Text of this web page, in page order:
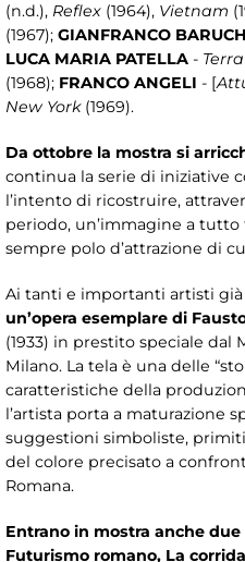
(n.d.), Reflex (1964), Vietnam
(1967); GIANFRANCO
LUCA MARIA PATELLA -
(1968); FRANCO ANGELI - [
New York(1969).
Da ottobre la mostra si
continua la serie di iniziative
l’intento di ricostruire,
periodo, un’immagine a
sempre polo d’attrazione di
Ai tanti e importanti artisti
un’opera esemplare di
(1933) in prestito speciale dal
Milano. La tela è una delle
caratteristiche della
l’artista porta a maturazione
suggestioni simboliste,
del colore precisato a
Romana.
Entrano in mostra anche
Futurismo romano, La corrida